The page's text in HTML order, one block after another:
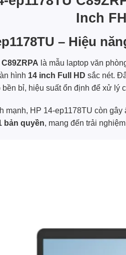
Inch
– Hiệu
là mẫu laptop văn
hình 14 inch Full HD sắc nét.
bỉ, hiệu suất ổn định để xử lý
mạnh, HP 14-ep1178TU còn
bản quyền, mang đến trải